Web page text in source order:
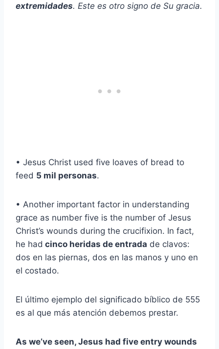
extremidades. Este es otro signo de Su gracia.
• Jesus Christ used five loaves of bread to
feed 5 mil personas.
• Another important factor in understanding
grace as number five is the number of Jesus
Christ’s wounds during the crucifixion. In fact,
he had cinco heridas de entrada de clavos:
dos en las piernas, dos en las manos y uno en
el costado.
El último ejemplo del significado bíblico de 555
es al que más atención debemos prestar.
As we’ve seen, Jesus had five entry wounds